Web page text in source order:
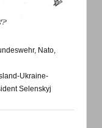
Nato,
Ukraine-
Selenskyj